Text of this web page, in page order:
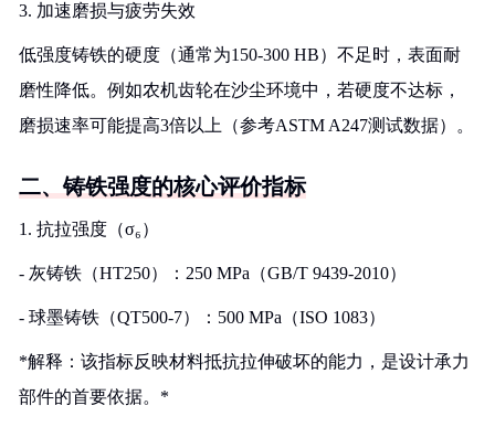
3. 加速磨损与疲劳失效
低强度铸铁的硬度（通常为150-300 HB）不足时，表面耐
磨性降低。例如农机齿轮在沙尘环境中，若硬度不达标，
磨损速率可能提高3倍以上（参考ASTM A247测试数据）。
二、铸铁强度的核心评价指标
1. 抗拉强度（σ₆）
- 灰铸铁（HT250）：250 MPa（GB/T 9439-2010）
- 球墨铸铁（QT500-7）：500 MPa（ISO 1083）
*解释：该指标反映材料抵抗拉伸破坏的能力，是设计承力
部件的首要依据。*